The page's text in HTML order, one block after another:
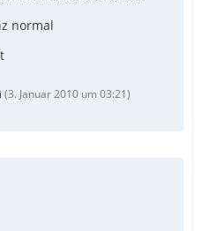
normal
(3. Januar 2010 um 03:21)